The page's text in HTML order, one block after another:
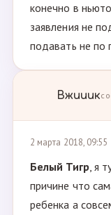
конечно в
заявления не
подавать не по
Вжииик
2 марта 2018, 09:55
Белый Тигр, я
причине что
ребенка а